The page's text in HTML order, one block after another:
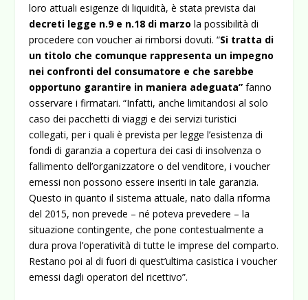
loro attuali esigenze di liquidità, è stata prevista dai
decreti legge n.9 e n.18 di marzola possibilità di
procedere con voucher ai rimborsi dovuti. “Si tratta di
un titolo che comunque rappresenta un impegno
nei confronti del consumatore e che sarebbe
opportuno garantire in maniera adeguata” fanno
osservare i firmatari. “Infatti, anche limitandosi al solo
caso dei pacchetti di viaggi e dei servizi turistici
collegati, per i quali è prevista per legge l’esistenza di
fondi di garanzia a copertura dei casi di insolvenza o
fallimento dell’organizzatore o del venditore, i voucher
emessi non possono essere inseriti in tale garanzia.
Questo in quanto il sistema attuale, nato dalla riforma
del 2015, non prevede – né poteva prevedere – la
situazione contingente, che pone contestualmente a
dura prova l’operatività di tutte le imprese del comparto.
Restano poi al di fuori di quest’ultima casistica i voucher
emessi dagli operatori del ricettivo”.